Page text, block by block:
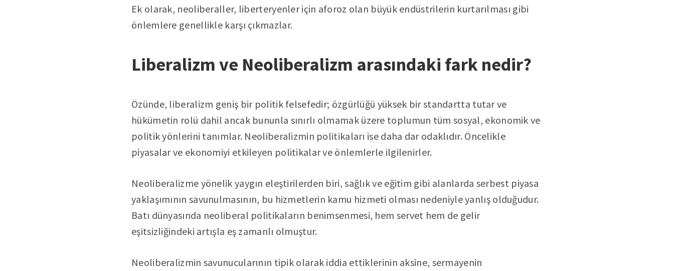
Ek olarak, neoliberaller, liberteryenler için aforoz olan büyük endüstrilerin kurtarılması gibi
önlemlere genellikle karşı çıkmazlar.
Liberalizm ve Neoliberalizm arasındaki fark nedir?
Özünde, liberalizm geniş bir politik felsefedir; özgürlüğü yüksek bir standartta tutar ve
hükümetin rolü dahil ancak bununla sınırlı olmamak üzere toplumun tüm sosyal, ekonomik ve
politik yönlerini tanımlar. Neoliberalizmin politikaları ise daha dar odaklıdır. Öncelikle
piyasalar ve ekonomiyi etkileyen politikalar ve önlemlerle ilgilenirler.
Neoliberalizme yönelik yaygın eleştirilerden biri, sağlık ve eğitim gibi alanlarda serbest piyasa
yaklaşımının savunulmasının, bu hizmetlerin kamu hizmeti olması nedeniyle yanlış olduğudur.
Batı dünyasında neoliberal politikaların benimsenmesi, hem servet hem de gelir
eşitsizliğindeki artışla eş zamanlı olmuştur.
Neoliberalizmin savunucularının tipik olarak iddia ettiklerinin aksine, sermayenin